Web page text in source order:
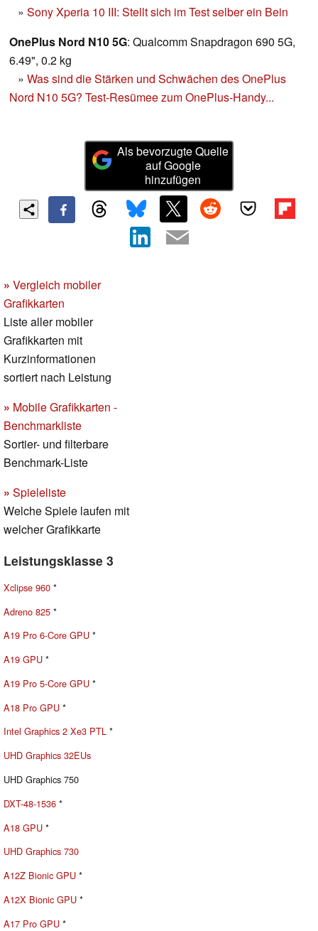
» Sony Xperia 10 III: Stellt sich im Test selber ein Bein
OnePlus Nord N10 5G: Qualcomm Snapdragon 690 5G,
6.49", 0.2 kg
» Was sind die Stärken und Schwächen des OnePlus
Nord N10 5G? Test-Resümee zum OnePlus-Handy...
Als bevorzugte Quelle
auf Google
hinzufügen
» Vergleich mobiler
Grafikkarten
Liste aller mobiler
Grafikkarten mit
Kurzinformationen
sortiert nach Leistung
» Mobile Grafikkarten -
Benchmarkliste
Sortier- und filterbare
Benchmark-Liste
» Spieleliste
Welche Spiele laufen mit
welcher Grafikkarte
Leistungsklasse 3
Xclipse 960 *
Adreno 825 *
A19 Pro 6-Core GPU *
A19 GPU *
A19 Pro 5-Core GPU *
A18 Pro GPU *
Intel Graphics 2 Xe3 PTL *
UHD Graphics 32EUs
UHD Graphics 750
DXT-48-1536 *
A18 GPU *
UHD Graphics 730
A12Z Bionic GPU *
A12X Bionic GPU *
A17 Pro GPU *